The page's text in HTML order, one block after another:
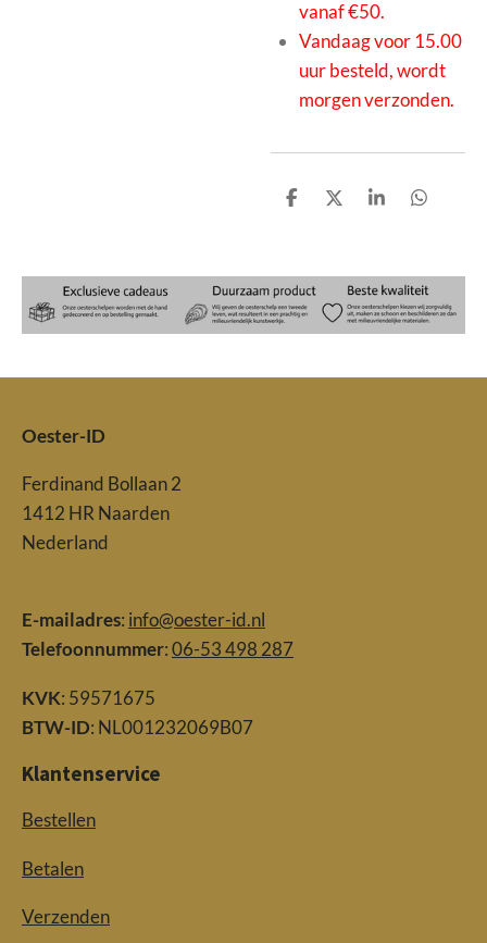
vanaf €50.
Vandaag voor 15.00
uur besteld, wordt
morgen verzonden.
D
n
D
S
e
D
n
Oester-ID
Ferdinand Bollaan 2
1412 HR Naarden
Nederland
E-mailadres: info@oester-id.nl
Telefoonnummer:06-53 498 287
KVK: 59571675
BTW-ID: NL001232069B07
Klantenservice
Bestellen
Betalen
Verzenden